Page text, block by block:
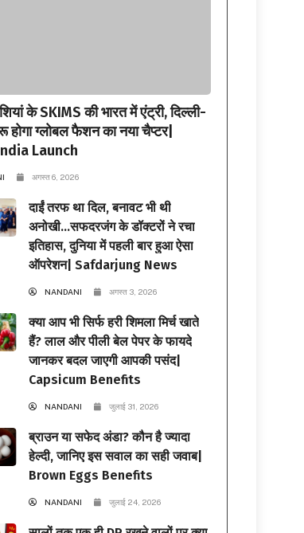
के SKIMS की भारत में एंट्री, दिल्ली-
ग्लोबल फैशन का नया चैप्टर|
Launch
अगस्त 6, 2026
दाईं तरफ था दिल, बनावट भी थी
अनोखी…सफदरजंग के डॉक्टरों ने रचा
इतिहास, दुनिया में पहली बार हुआ ऐसा
ऑपरेशन| Safdarjung News
NANDANI अगस्त 3, 2026
क्या आप भी सिर्फ हरी शिमला मिर्च खाते
हैं? लाल और पीली बेल पेपर के फायदे
जानकर बदल जाएगी आपकी पसंद|
Capsicum Benefits
NANDANI जुलाई 31, 2026
ब्राउन या सफेद अंडा? कौन है ज्यादा
हेल्दी, जानिए इस सवाल का सही जवाब|
Brown Eggs Benefits
NANDANI जुलाई 24, 2026